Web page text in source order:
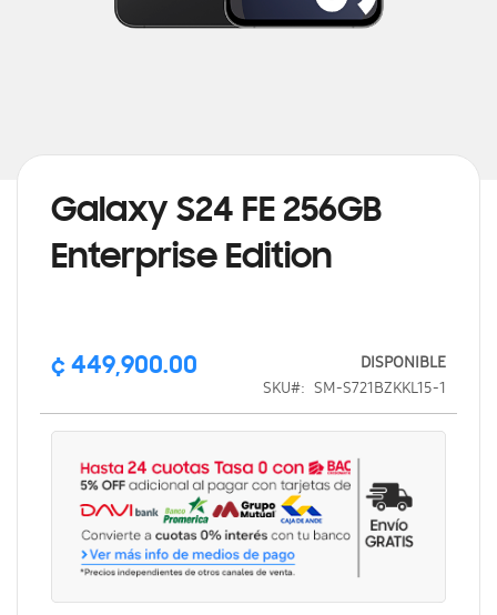
Galaxy S24 FE 256GB
Enterprise Edition
¢ 449,900.00
DISPONIBLE
SKU
SM-S721BZKKL15-1
comienzo
galería